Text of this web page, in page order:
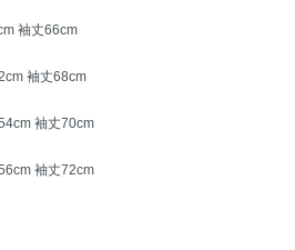
袖丈66cm
袖丈68cm
袖丈70cm
袖丈72cm